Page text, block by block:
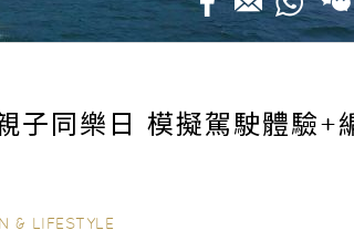
子同樂日 模擬駕駛體驗+
& LIFESTYLE